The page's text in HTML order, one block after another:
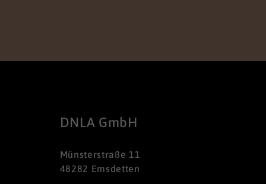
DNLA GmbH
Münsterstraße 11
48282 Emsdetten